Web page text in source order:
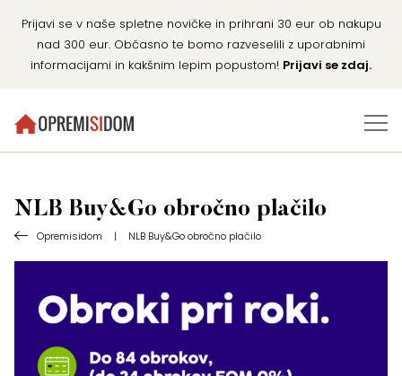
Prijavi se v naše spletne novičke in prihrani 30 eur ob nakupu
nad 300 eur. Občasno te bomo razveselili z uporabnimi
informacijami in kakšnim lepim popustom! Prijavi se zdaj.
NLB Buy&Go obročno plačilo
Opremisidom | NLB Buy&Go obročno plačilo